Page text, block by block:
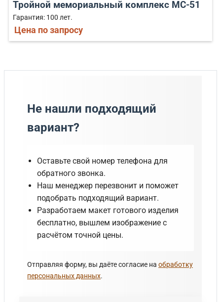
Тройной мемориальный комплекс MC-51
Гарантия: 100 лет.
Цена по запросу
Не нашли подходящий
вариант?
Оставьте свой номер телефона для
обратного звонка.
Наш менеджер перезвонит и поможет
подобрать подходящий вариант.
Разработаем макет готового изделия
бесплатно, вышлем изображение с
расчётом точной цены.
Отправляя форму, вы даёте согласие на обработку
персональных данных.